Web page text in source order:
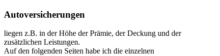
Autoversicherungen
liegen z.B. in der Höhe der Prämie, der Deckung und der
zusätzlichen Leistungen.
Auf den folgenden Seiten habe ich die einzelnen